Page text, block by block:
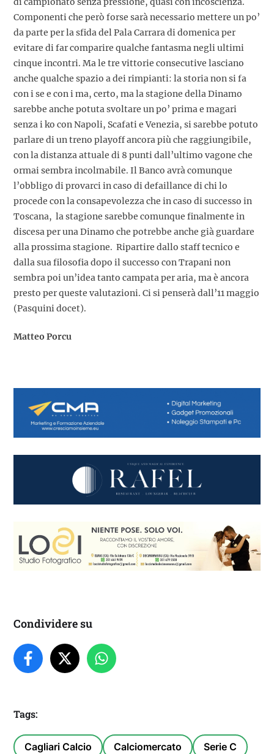
Componenti che però forse sarà necessario mettere un po’
da parte per la sfida del Pala Carrara di domenica per
evitare di far comparire qualche fantasma negli ultimi
cinque incontri. Ma le tre vittorie consecutive lasciano
anche qualche spazio a dei rimpianti: la storia non si fa
con i se e con i ma, certo, ma la stagione della Dinamo
sarebbe anche potuta svoltare un po’ prima e magari
senza i ko con Napoli, Scafati e Venezia, si sarebbe potuto
parlare di un treno playoff ancora più che raggiungibile,
con la distanza attuale di 8 punti dall’ultimo vagone che
ormai sembra incolmabile. Il Banco avrà comunque
l’obbligo di provarci in caso di defaillance di chi lo
procede con la consapevolezza che in caso di successo in
Toscana, la stagione sarebbe comunque finalmente in
discesa per una Dinamo che potrebbe anche già guardare
alla prossima stagione. Ripartire dallo staff tecnico e
dalla sua filosofia dopo il successo con Trapani non
sembra poi un’idea tanto campata per aria, ma è ancora
presto per queste valutazioni. Ci si penserà dall’11 maggio
(Pasquini docet).
Matteo Porcu
Condividere su
Tags:
Cagliari Calcio Calciomercato Serie C